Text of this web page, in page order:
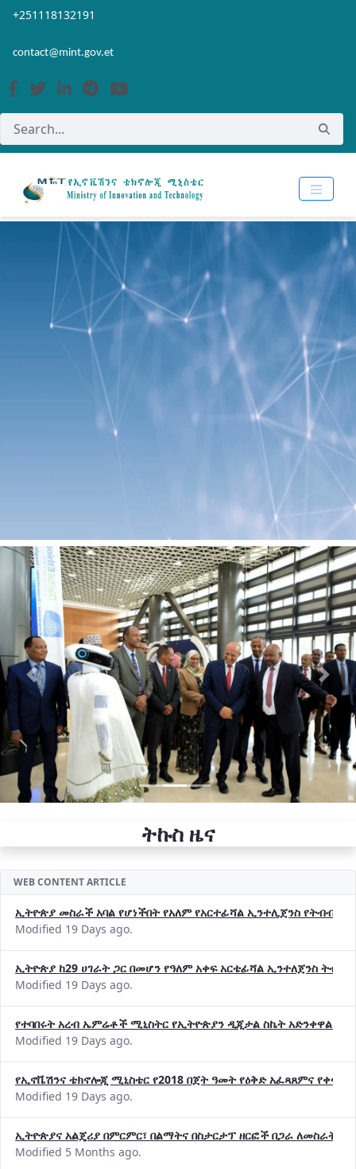
Skip to Main Content
Open Accessibility Menu
+251118132191
contact@mint.gov.et
Previous Next
ትኩስ ዜና
WEB CONTENT ARTICLE
ኢትዮጵያ መስራች አባል የሆነችበት የአለም የአርተፊሻል ኢንተሊጀንስ የትብብር
Modified 19 Days ago.
ኢትዮጵያ ከ29 ሀገራት ጋር በመሆን የዓለም አቀፍ አርቴፊሻል ኢንተለጀንስ
Modified 19 Days ago.
የተባበሩት አረብ ኤምሬቶች ሚኒስትር የኢትዮጵያን ዲጂታል ስኬት አድንቀዋል
Modified 19 Days ago.
የኢኖቬሽንና ቴክኖሎጂ ሚኒስቴር የ2018 በጀት ዓመት የዕቅድ አፈጻጸምና
Modified 19 Days ago.
ኢትዮጵያና አልጄሪያ በምርምር፣ በልማትና በስታርታፕ ዘርፎች በጋራ ለመስራት
Modified 5 Months ago.